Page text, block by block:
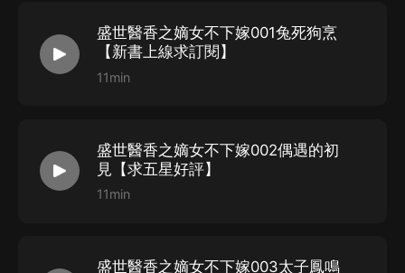
點兒-飾範清遙、沛涵等
肆犽-飾百里榮澤、紀弘遼等
小玖-飾範雪凝、淩娓等
盛世醫香之嫡女不下嫁001兔死狗烹
【新書上線求訂閱】
11min
盛世醫香之嫡女不下嫁002偶遇的初
見【求五星好評】
11min
盛世醫香之嫡女不下嫁003太子鳳鳴